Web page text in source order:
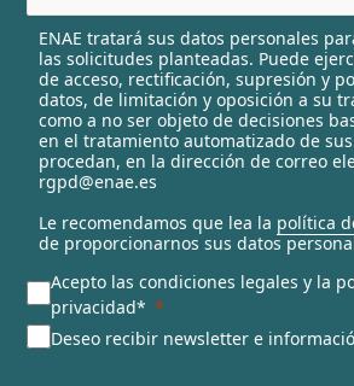
l
e
c
t
e
d
ENAE tratará sus datos personales
las solicitudes planteadas. Puede
de acceso, rectificación, supresión y
datos, de limitación y oposición a su
como a no ser objeto de decisiones
en el tratamiento automatizado de
procedan, en la dirección de correo
rgpd@enae.es
Le recomendamos que lea la política
de proporcionarnos sus datos
Acepto las condiciones legales y la
privacidad*
Deseo recibir newsletter e